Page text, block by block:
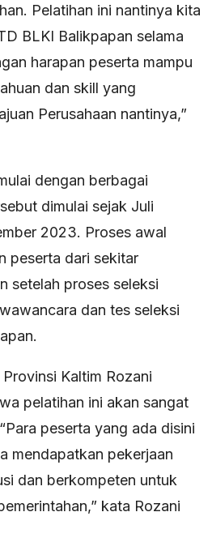
Pelatihan ini nantinya kita
BLKI Balikpapan selama
harapan peserta mampu
dan skill yang
Perusahaan nantinya,”
dengan berbagai
dimulai sejak Juli
2023. Proses awal
peserta dari sekitar
setelah proses seleksi
dan tes seleksi
Kaltim Rozani
pelatihan ini akan sangat
peserta yang ada disini
mendapatkan pekerjaan
dan berkompeten untuk
kata Rozani